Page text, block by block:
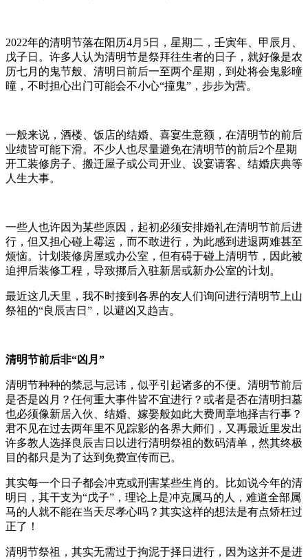
2022年的清明节落在阳历4月5日，星期二，壬寅年、甲辰月、
戊子日。许多人认为清明节是祭拜往生者的日子，就好像是农
历七月的鬼节般、清明日前后一至两个星期，到处将会鬼影曈
曈，不时担心出门可能会不小心“撞鬼”，步步为营。
一般来说，酒楼、饭店的结婚、喜宴生意额，在清明节的前后
业绩皆可能下滑。不少人也尽量避免在清明节的前后2个星期
开工装修房子、搬迁屋子或公司开业、设宴请客、结婚庆典等
人生大事。
一些人也许因为某些原因，起初必须安排婚礼在清明节前后进
行，但又担心碰上霉运，而不敢进行，为此感到进退两难甚至
烦恼。计划装修房屋或办公室，但有碍于碰上清明节，因此被
迫押后装修工程，导致挪后入驻新居或新办公室的计划。
最近这几天里，我不时接到各界的友人们询问进行清明节上山
祭祖的“良辰吉日”，以避凶又趋吉。
清明节前后非“凶月”
清明节种种的禁忌与忌讳，似乎引起诸多的不便。清明节前后
是否是凶月？任何重大事件皆不宜进行？或者是否在清明扫墓
也必须像新居入伙、结婚、嫁娶般如此大费周章地择吉行事？
君不见在过去两年里不见踪影的各界大师们，又再最近里发出
许多教人选择良辰吉日以进行清明祭祖的数码清单，然其终极
目的都只是为了达到免费宣传而已。
其实每一个日子都会冲克或刑害某些生肖的。比如说今年的清
明日，其干支为“戊子”，理论上是冲克属马的人，难道全部属
马的人就不能在当天尽孝心吗？其实这样的想法是有点矫枉过
正了！
清明节祭祖，其实无需过于拘泥于择日进行，因为这并不是进